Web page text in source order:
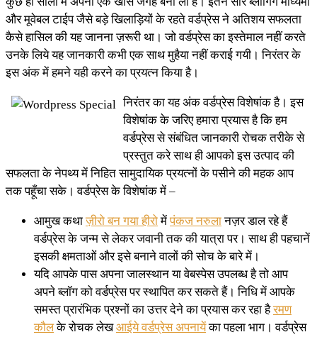
और मूवेबल टाईप जैसे बड़े खिलाड़ियों के रहते वर्डप्रेस ने अतिशय सफलता
कैसे हासिल की यह जानना ज़रूरी था। जो वर्डप्रेस का इस्तेमाल नहीं करते
उनके लिये यह जानकारी कभी एक साथ मुहैया नहीं कराई गयी। निरंतर के
इस अंक में हमने यही करने का प्रयत्न किया है।
निरंतर का यह अंक वर्डप्रेस विशेषांक है। इस
विशेषांक के जरिए हमारा प्रयास है कि हम
वर्डप्रेस से संबंधित जानकारी रोचक तरीके से
प्रस्तुत करे साथ ही आपको इस उत्पाद की
सफलता के नेपथ्य में निहित सामुदायिक प्रयत्नों के पसीने की महक आप
तक पहूँचा सके। वर्डप्रेस के विशेषांक में –
आमुख कथाज़ीरो बन गया हीरोमेंपंकज नरुलानज़र डाल रहे हैं
वर्डप्रेस के जन्म से लेकर जवानी तक की यात्रा पर। साथ ही पहचानें
इसकी क्षमताओं और इसे बनाने वालों की सोच के बारे में।
यदि आपके पास अपना जालस्थान या वेबस्पेस उपलब्ध है तो आप
अपने ब्लॉग को वर्डप्रेस पर स्थापित कर सकते हैं। निधि में आपके
समस्त प्रारंभिक प्रश्‍नों का उत्तर देने का प्रयास कर रहा हैरमण
कौलके रोचक लेखआईये वर्डप्रेस अपनायेंका पहला भाग। वर्डप्रेस